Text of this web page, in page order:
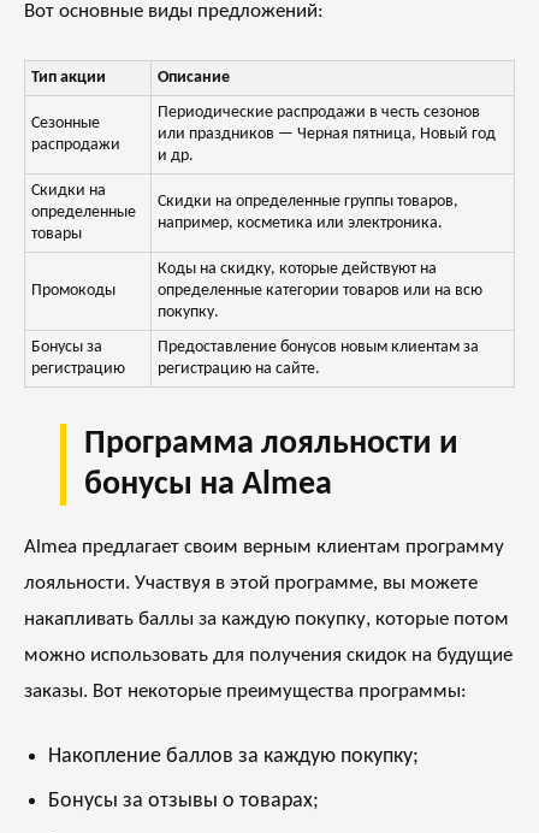
Вот основные виды предложений:
Тип акции Описание
Сезонные
распродажи
Периодические распродажи в честь сезонов
или праздников — Черная пятница, Новый год
и др.
Скидки на
определенные
товары
Скидки на определенные группы товаров,
например, косметика или электроника.
Промокоды
Коды на скидку, которые действуют на
определенные категории товаров или на всю
покупку.
Бонусы за
регистрацию
Предоставление бонусов новым клиентам за
регистрацию на сайте.
Программа лояльности и
бонусы на Almea
Almea предлагает своим верным клиентам программу
лояльности. Участвуя в этой программе, вы можете
накапливать баллы за каждую покупку, которые потом
можно использовать для получения скидок на будущие
заказы. Вот некоторые преимущества программы:
Накопление баллов за каждую покупку;
Бонусы за отзывы о товарах;